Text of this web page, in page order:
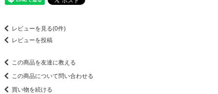
レビューを見る(0件)
レビューを投稿
この商品を友達に教える
この商品について問い合わせる
買い物を続ける